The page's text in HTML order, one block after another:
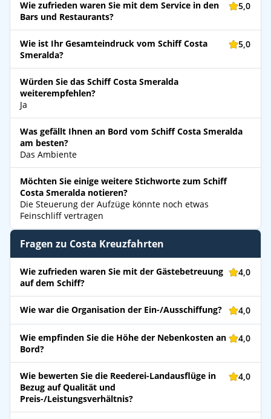
Wie zufrieden waren Sie mit dem Service in den
Bars und Restaurants?
5,0
Wie ist Ihr Gesamteindruck vom Schiff Costa
Smeralda?
5,0
Würden Sie das Schiff Costa Smeralda
weiterempfehlen?
Ja
Was gefällt Ihnen an Bord vom Schiff Costa Smeralda
am besten?
Das Ambiente
Möchten Sie einige weitere Stichworte zum Schiff
Costa Smeralda notieren?
Die Steuerung der Aufzüge könnte noch etwas
Feinschliff vertragen
Fragen zu Costa Kreuzfahrten
Wie zufrieden waren Sie mit der Gästebetreuung
auf dem Schiff?
4,0
Wie war die Organisation der Ein-/Ausschiffung? 4,0
Wie empfinden Sie die Höhe der Nebenkosten an
Bord?
4,0
Wie bewerten Sie die Reederei-Landausflüge in
Bezug auf Qualität und
Preis-/Leistungsverhältnis?
4,0